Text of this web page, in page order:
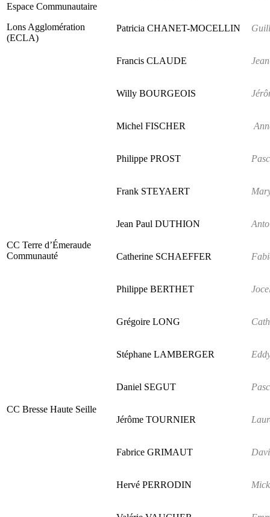
Espace Communautaire
Lons Agglomération
(ECLA)
Patricia CHANET-MOCELLIN
Francis CLAUDE
Willy BOURGEOIS
Michel FISCHER
CC Terre d’Émeraude
Communauté
Philippe PROST
Frank STEYAERT
Jean Paul DUTHION
Catherine SCHAEFFER
Philippe BERTHET
Grégoire LONG
CC Bresse Haute Seille
Stéphane LAMBERGER
Daniel SEGUT
Jérôme TOURNIER
Fabrice GRIMAUT
Hervé PERRODIN